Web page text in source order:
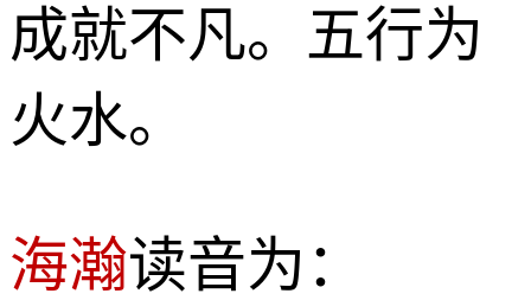
成就不凡。五行为
火水。
海瀚读音为：